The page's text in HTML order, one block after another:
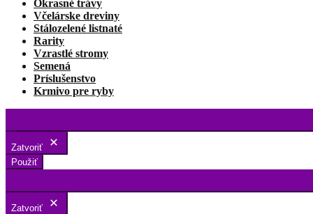
Okrasné trávy
Včelárske dreviny
Stálozelené listnaté
Rarity
Vzrastlé stromy
Semená
Príslušenstvo
Krmivo pre ryby
Zatvoriť
Použiť
Zatvoriť